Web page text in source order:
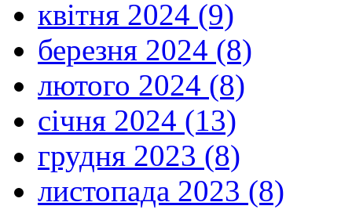
квітня 2024 (9)
березня 2024 (8)
лютого 2024 (8)
січня 2024 (13)
грудня 2023 (8)
листопада 2023 (8)